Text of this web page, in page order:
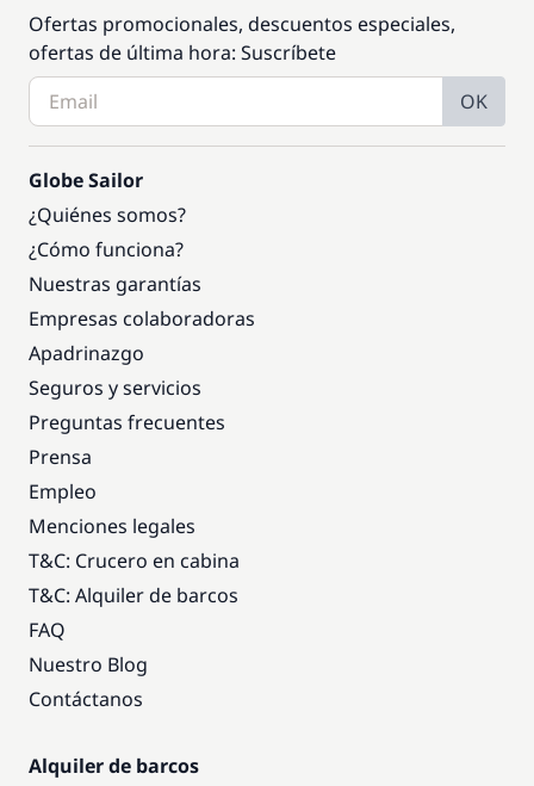
Ofertas promocionales, descuentos especiales,
ofertas de última hora: Suscríbete
OK
Globe Sailor
¿Quiénes somos?
¿Cómo funciona?
Nuestras garantías
Empresas colaboradoras
Apadrinazgo
Seguros y servicios
Preguntas frecuentes
Prensa
Empleo
Menciones legales
T&C: Crucero en cabina
T&C: Alquiler de barcos
FAQ
Nuestro Blog
Contáctanos
Alquiler de barcos